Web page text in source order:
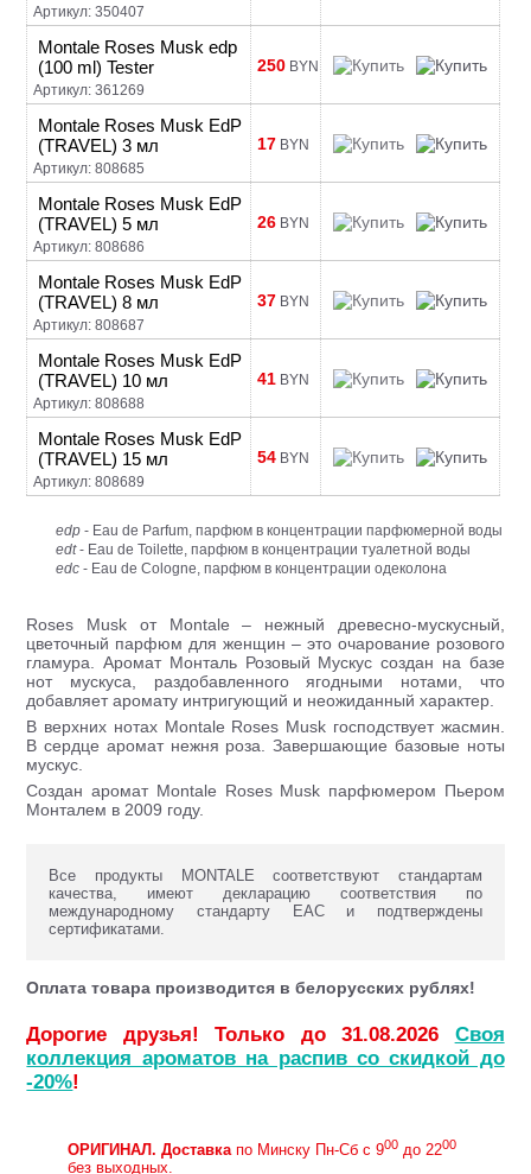
Артикул: 350407
Montale Roses Musk edp
(100 ml) Tester
Артикул: 361269
250 BYN
Montale Roses Musk EdP
(TRAVEL) 3 мл
Артикул: 808685
17 BYN
Montale Roses Musk EdP
(TRAVEL) 5 мл
Артикул: 808686
26 BYN
Montale Roses Musk EdP
(TRAVEL) 8 мл
Артикул: 808687
37 BYN
Montale Roses Musk EdP
(TRAVEL) 10 мл
Артикул: 808688
41 BYN
Montale Roses Musk EdP
(TRAVEL) 15 мл
Артикул: 808689
54 BYN
edp - Eau de Parfum, парфюм в концентрации парфюмерной воды
edt- Eau de Toilette, парфюм в концентрации туалетной воды
edc - Eau de Cologne, парфюм в концентрации одеколона
Roses Musk от Montale – нежный древесно-мускусный,
цветочный парфюм для женщин – это очарование розового
гламура. Аромат Монталь Розовый Мускус создан на базе
нот мускуса, раздобавленного ягодными нотами, что
добавляет аромату интригующий и неожиданный характер.
В верхних нотах Montale Roses Musk господствует жасмин.
В сердце аромат нежня роза. Завершающие базовые ноты
мускус.
Создан аромат Montale Roses Musk парфюмером Пьером
Монталем в 2009 году.
Все продукты MONTALE соответствуют стандартам
качества, имеют декларацию соответствия по
международному стандарту ЕАС и подтверждены
сертификатами.
Оплата товара производится в белорусских рублях!
Дорогие друзья! Только до 31.08.2026 Своя
коллекция ароматов на распив со скидкой до
-20%!
ОРИГИНАЛ. Доставкапо Минску Пн-Сб с 900 до 2200
без выходных.